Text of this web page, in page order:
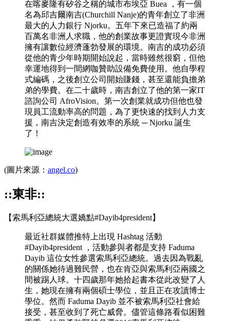
在喀麥隆有矽谷之稱的城市布埃亞 Buea ，有一個
名為邱吉爾南吉(Churchill Nanje)的青年創立了非洲
最大的人力銀行 Njorku。五年下來已造福了約兩
百萬名非洲人求職，他的創業故事更證實現今非洲
擁有讓數位經濟蓬勃發展的環境。南吉的成功必須
從他的青少年時期開始說起，當時雖然很窮，但他
幸運地得到一間網咖贊助設備免費使用。他自學程
式編碼，之後創立公司開始賺錢，甚至還能負擔弟
弟的學費。在二十歲時，南吉創立了他的第一家IT
諮詢公司 AfroVision。第一次創業就成功但他也發
現員工流動率高的問題，為了更快速的找到人力支
援，南吉決定創造有效率的系統 ─ Njorku 誕生
了！
(圖片來源： angel.co)
::東非::
【索馬利亞總統大選嬌點#Dayib4president】
最近社群媒體推特上出現 Hashtag 活動
#Dayib4president ，活動參與者都是支持 Faduma
Dayib 這位女性參選索馬利亞總統。過去因為戰亂
的關係她待過難民營，也在肯亞與索馬利亞兩國之
間被踢人球。十四歲那年她拾起書本從此改變了人
生，她現在擁有兩個碩士學位，並且正在攻讀博士
學位。然而 Faduma Dayib 並不被索馬利亞社會給
接受，甚至收到了死亡威脅。儘管這條路看似困難